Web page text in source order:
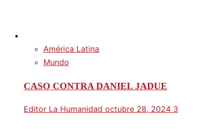
América Latina
Mundo
CASO CONTRA DANIEL JADUE
Editor La Humanidad octubre 28, 2024 3